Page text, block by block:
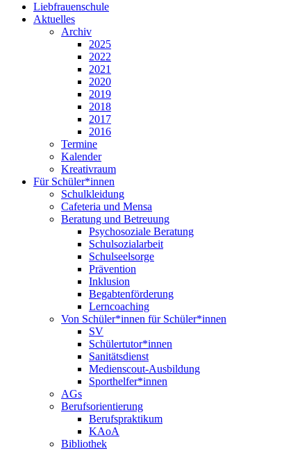
Liebfrauenschule
Aktuelles
Archiv
2025
2022
2021
2020
2019
2018
2017
2016
Termine
Kalender
Kreativraum
Für Schüler*innen
Schulkleidung
Cafeteria und Mensa
Beratung und Betreuung
Psychosoziale Beratung
Schulsozialarbeit
Schulseelsorge
Prävention
Inklusion
Begabtenförderung
Lerncoaching
Von Schüler*innen für Schüler*innen
SV
Schülertutor*innen
Sanitätsdienst
Medienscout-Ausbildung
Sporthelfer*innen
AGs
Berufsorientierung
Berufspraktikum
KAoA
Bibliothek